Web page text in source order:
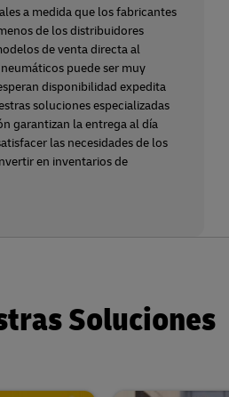
a medida que los fabricantes
de los distribuidores
de venta directa al
puede ser muy
disponibilidad expedita
soluciones especializadas
garantizan la entrega al día
las necesidades de los
en inventarios de
Soluciones